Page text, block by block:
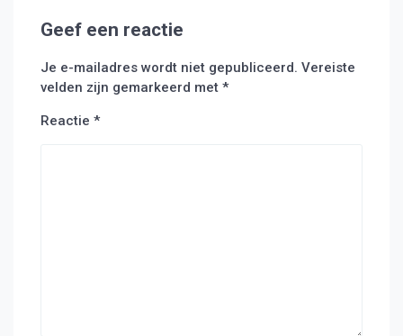
Geef een reactie
Je e-mailadres wordt niet gepubliceerd. Vereiste
velden zijn gemarkeerd met *
Reactie *